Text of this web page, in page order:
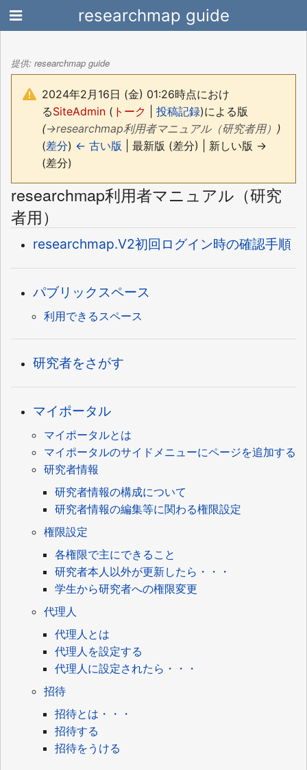
researchmap guide
提供: researchmap guide
2024年2月16日 (金) 01:26時点におけ
るSiteAdmin ( トーク 投稿記録)による版
(→researchmap利用者マニュアル（研究者用） )
(差分) ← 古い版 | 最新版 (差分) | 新しい版 →
(差分)
researchmap利用者マニュアル（研究
者用）
researchmap.V2初回ログイン時の確認手順
パブリックスペース
利用できるスペース
研究者をさがす
マイポータル
マイポータルとは
マイポータルのサイドメニューにページを追加する
研究者情報
研究者情報の構成について
研究者情報の編集等に関わる権限設定
権限設定
各権限で主にできること
研究者本人以外が更新したら・・・
学生から研究者への権限変更
代理人
代理人とは
代理人を設定する
代理人に設定されたら・・・
招待
招待とは・・・
招待する
招待をうける